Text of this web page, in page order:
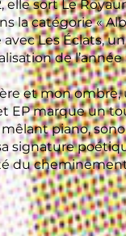
elle sort Le
la catégorie «
Les Éclats,
de l’année
et mon
EP marque un
piano,
signature
du